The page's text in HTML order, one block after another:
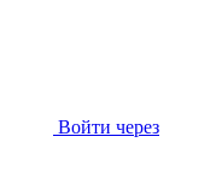
Войти через